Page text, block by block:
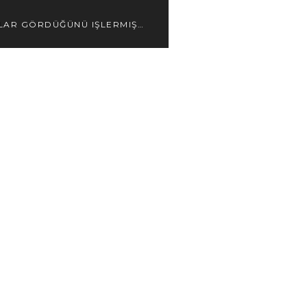
GÖRDÜĞÜNÜ IŞLERMIŞ…